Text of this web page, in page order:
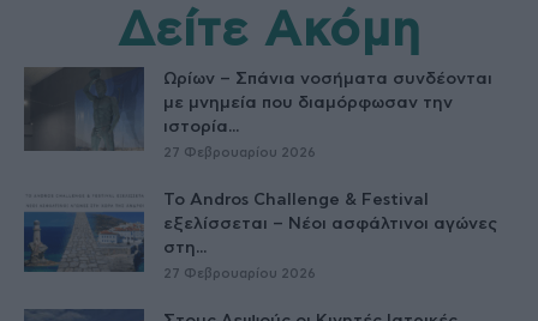
Δείτε Ακόμη
Ωρίων – Σπάνια νοσήματα συνδέονται
με μνημεία που διαμόρφωσαν την
ιστορία...
27 Φεβρουαρίου 2026
Το Andros Challenge & Festival
εξελίσσεται – Νέοι ασφάλτινοι αγώνες
στη...
27 Φεβρουαρίου 2026